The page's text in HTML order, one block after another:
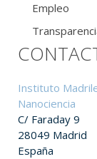
Empleo
Instituto
Nanociencia
C/ Faraday 9
28049 Madrid
España